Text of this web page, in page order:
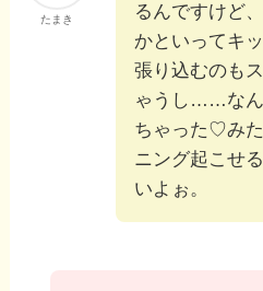
たまき
るんですけど
かといってキ
張り込むのも
ゃうし……なん
ちゃった♡み
ニング起こせ
いよぉ。